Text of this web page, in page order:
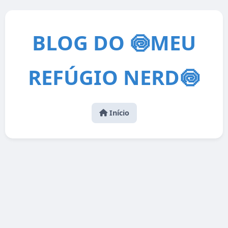
BLOG DO 🍥MEU
REFÚGIO NERD🍥
Início